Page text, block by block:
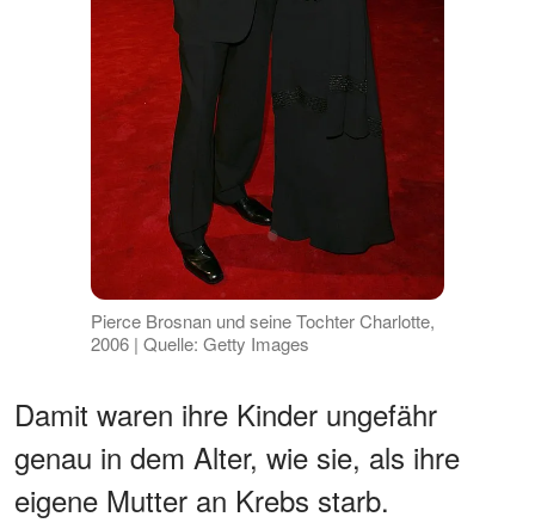
Pierce Brosnan und seine Tochter Charlotte,
2006 | Quelle: Getty Images
Damit waren ihre Kinder ungefähr
genau in dem Alter, wie sie, als ihre
eigene Mutter an Krebs starb.